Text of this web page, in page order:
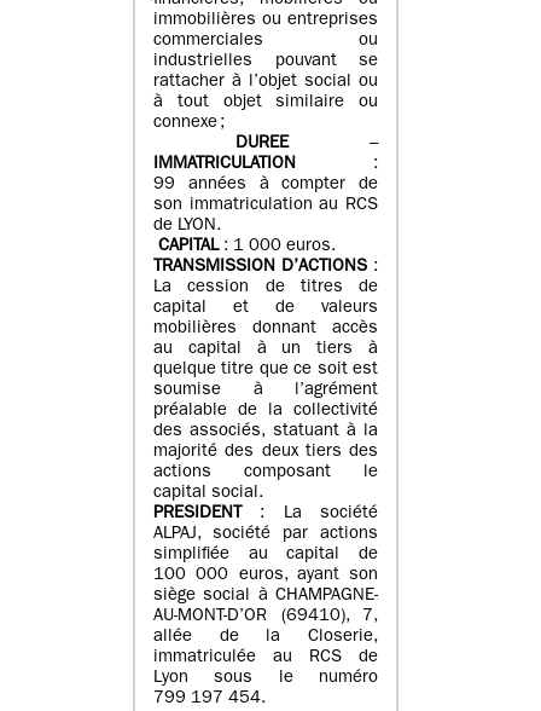
immobilières ou entreprises
commerciales ou
industrielles pouvant se
rattacher à l’objet social ou
à tout objet similaire ou
connexe ;
DUREE–
IMMATRICULATION :
99 années à compter de
son immatriculation au RCS
de LYON.
CAPITAL: 1 000 euros.
TRANSMISSION D’ACTIONS :
La cession de titres de
capital et de valeurs
mobilières donnant accès
au capital à un tiers à
quelque titre que ce soit est
soumise à l’agrément
préalable de la collectivité
des associés, statuant à la
majorité des deux tiers des
actions composant le
capital social.
PRESIDENT
: La société
ALPAJ, société par actions
simplifiée au capital de
100 000 euros, ayant son
siège social à CHAMPAGNE-
AU-MONT-D’OR (69410), 7,
allée de la Closerie,
immatriculée au RCS de
Lyon sous le numéro
799 197 454.